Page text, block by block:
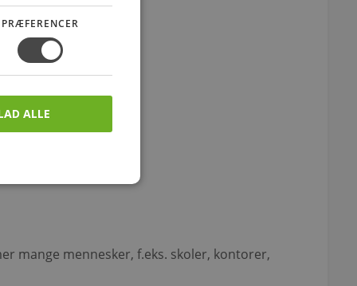
mange mennesker, f.eks. skoler, kontorer,
PRÆFERENCER
ALLE